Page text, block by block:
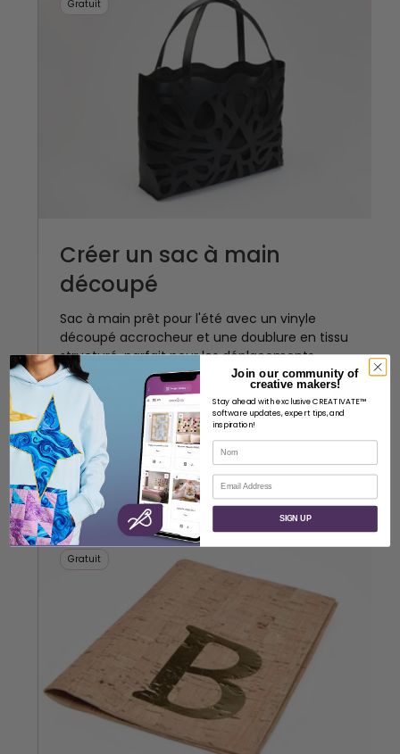
Gratuit
Créer un sac à main
découpé
Sac à main prêt pour l'été avec un vinyle
découpé accrocheur et une doublure en tissu
structuré, parfait pour les déplacements.
Crafting et Sewing avancés
Gratuit
Join our community of
creative makers!
Stay ahead with exclusive CREATIVATE™
software updates, expert tips, and
inspiration!
Nom
Courriel
SIGN UP